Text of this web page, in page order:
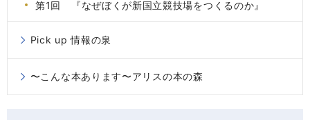
第1回 『なぜぼくが新国立競技場をつくるのか』
Pick up 情報の泉
〜こんな本あります〜アリスの本の森